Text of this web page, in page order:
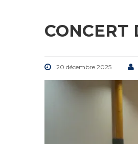
CONCERT
20 décembre 2025